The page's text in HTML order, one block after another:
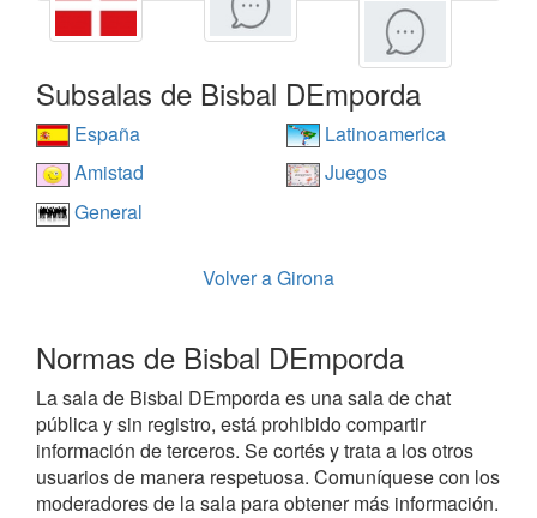
Subsalas de Bisbal DEmporda
España
Latinoamerica
Amistad
Juegos
General
Volver a Girona
Normas de Bisbal DEmporda
La sala de Bisbal DEmporda es una sala de chat
pública y sin registro, está prohibido compartir
información de terceros. Se cortés y trata a los otros
usuarios de manera respetuosa. Comuníquese con los
moderadores de la sala para obtener más información.